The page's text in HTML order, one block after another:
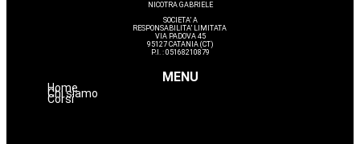
NICOTRA GABRIELE
SOCIETA’ A
RESPONSABILITA’ LIMITATA
VIA PADOVA 45
95127 CATANIA (CT)
P.I. : 05168210879
MENU
Home
Chi siamo
Corsi